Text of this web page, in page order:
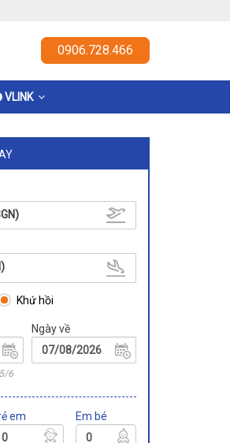
0906.728.466
VLINK
Khứ hồi
6
Ngày về
em Em bé